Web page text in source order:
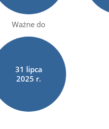
Ważne do
31 lipca
2025 r.